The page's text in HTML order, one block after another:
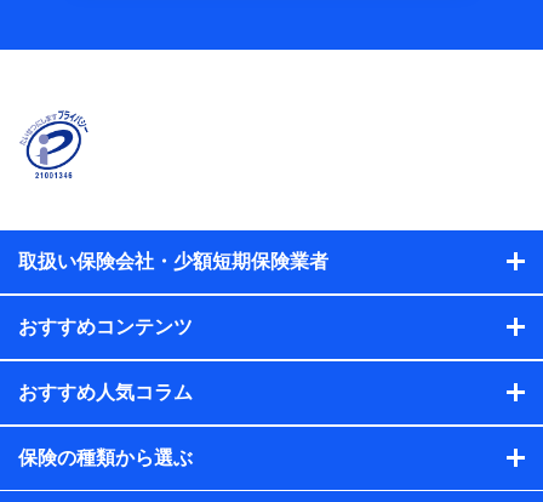
当社
株式会社NTTドコモ
【利用する者の利用目的】
おけるユーザ登録受付および管理のため
当社又は株式会社NTTドコモと取引のあるもしくは委託を受
けている保険会社・提携会社の保険その他に関する情報を提
供するため、また維持管理等の委託業務遂行のため、またそ
れらに付帯、関連する当社、株式会社NTTドコモおよび提携
会社のサービスを案内、提供するため
（各サービスで取得したサービス利用履歴、ウェブサイトの
閲覧履歴、購買履歴、ご契約内容等のパーソナルデータを分
す。）
取扱い保険会社・少額短期保険業者
おすすめコンテンツ
おすすめ人気コラム
保険の種類から選ぶ